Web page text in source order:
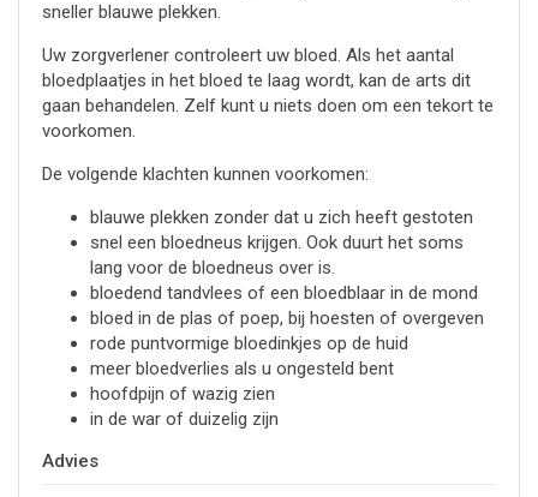
sneller blauwe plekken.
Uw zorgverlener controleert uw bloed. Als het aantal
bloedplaatjes in het bloed te laag wordt, kan de arts dit
gaan behandelen. Zelf kunt u niets doen om een tekort te
voorkomen.
De volgende klachten kunnen voorkomen:
blauwe plekken zonder dat u zich heeft gestoten
snel een bloedneus krijgen. Ook duurt het soms
lang voor de bloedneus over is.
bloedend tandvlees of een bloedblaar in de mond
bloed in de plas of poep, bij hoesten of overgeven
rode puntvormige bloedinkjes op de huid
meer bloedverlies als u ongesteld bent
hoofdpijn of wazig zien
in de war of duizelig zijn
Advies